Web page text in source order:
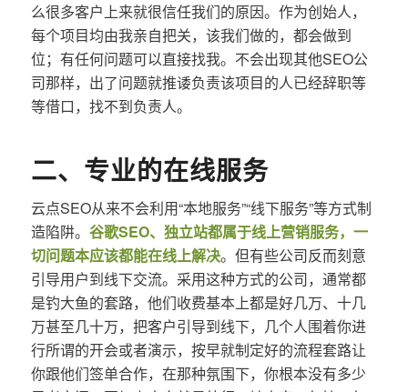
么很多客户上来就很信任我们的原因。作为创始人，
每个项目均由我亲自把关，该我们做的，都会做到
位；有任何问题可以直接找我。不会出现其他SEO公
司那样，出了问题就推诿负责该项目的人已经辞职等
等借口，找不到负责人。
二、专业的在线服务
云点SEO从来不会利用“本地服务”“线下服务”等方式制
造陷阱。 谷歌SEO、独立站都属于线上营销服务，一
切问题本应该都能在线上解决。但有些公司反而刻意
引导用户到线下交流。采用这种方式的公司，通常都
是钓大鱼的套路，他们收费基本上都是好几万、十几
万甚至几十万，把客户引导到线下，几个人围着你进
行所谓的开会或者演示，按早就制定好的流程套路让
你跟他们签单合作，在那种氛围下，你根本没有多少